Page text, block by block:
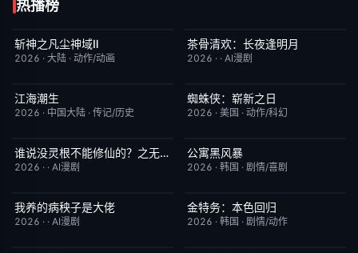
热播榜
更新至第09集
斩神之凡尘神域Ⅱ
2026 · 大陆 · 动作/动画
完结
茶骨清欢：长夜逢明月
2026 · · AI漫剧
更新至第24集
江海潮生
2026 · 中国大陆 · 传记/历史
TC中字
蜘蛛侠：崭新之日
2026 · 美国 · 动作/科幻
完结 5.0谁说没灵根不能修仙的？之无灵证道第五季
2026 · · AI漫剧
更新至第08集
公寓黑风暴
2026 · 韩国 · 剧情/喜剧
完结
我养的病秧子是大佬
2026 · · AI漫剧
已完结
金特务：本色回归
2026 · 韩国 · 剧情/动作